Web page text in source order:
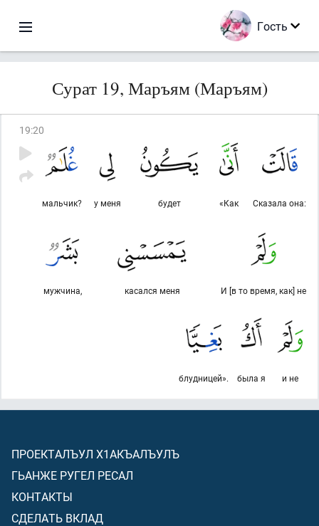
Гость
Сурат 19, Маръям (Маръям)
19:20
Сказала она:
«Как
будет
у меня
мальчик?
И [в то время, как] не
касался меня
мужчина,
и не
была я
блудницей».
ПРОЕКТАЛЪУЛ Х1АКЪАЛЪУЛЪ
ГЬАНЖЕ РУГЕЛ РЕСАЛ
КОНТАКТЫ
СДЕЛАТЬ ВКЛАД